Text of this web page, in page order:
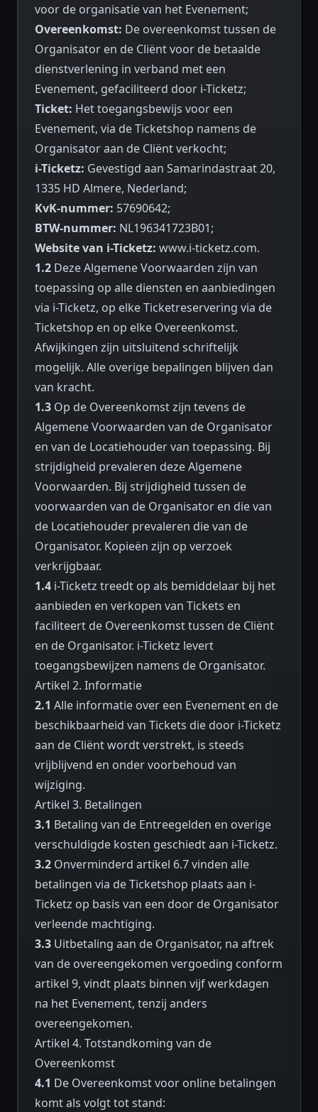
voor de organisatie van het Evenement;
Overeenkomst: De overeenkomst tussen de
Organisator en de Cliënt voor de betaalde
dienstverlening in verband met een
Evenement, gefaciliteerd door i-Ticketz;
Ticket: Het toegangsbewijs voor een
Evenement, via de Ticketshop namens de
Organisator aan de Cliënt verkocht;
i-Ticketz: Gevestigd aan Samarindastraat 20,
1335 HD Almere, Nederland;
KvK-nummer: 57690642;
BTW-nummer: NL196341723B01;
Website van i-Ticketz: www.i-ticketz.com.
1.2 Deze Algemene Voorwaarden zijn van
toepassing op alle diensten en aanbiedingen
via i-Ticketz, op elke Ticketreservering via de
Ticketshop en op elke Overeenkomst.
Afwijkingen zijn uitsluitend schriftelijk
mogelijk. Alle overige bepalingen blijven dan
van kracht.
1.3 Op de Overeenkomst zijn tevens de
Algemene Voorwaarden van de Organisator
en van de Locatiehouder van toepassing. Bij
strijdigheid prevaleren deze Algemene
Voorwaarden. Bij strijdigheid tussen de
voorwaarden van de Organisator en die van
de Locatiehouder prevaleren die van de
Organisator. Kopieën zijn op verzoek
verkrijgbaar.
1.4 i-Ticketz treedt op als bemiddelaar bij het
aanbieden en verkopen van Tickets en
faciliteert de Overeenkomst tussen de Cliënt
en de Organisator. i-Ticketz levert
toegangsbewijzen namens de Organisator.
Artikel 2. Informatie
2.1 Alle informatie over een Evenement en de
beschikbaarheid van Tickets die door i-Ticketz
aan de Cliënt wordt verstrekt, is steeds
vrijblijvend en onder voorbehoud van
wijziging.
Artikel 3. Betalingen
3.1 Betaling van de Entreegelden en overige
verschuldigde kosten geschiedt aan i-Ticketz.
3.2 Onverminderd artikel 6.7 vinden alle
betalingen via de Ticketshop plaats aan i-
Ticketz op basis van een door de Organisator
verleende machtiging.
3.3 Uitbetaling aan de Organisator, na aftrek
van de overeengekomen vergoeding conform
artikel 9, vindt plaats binnen vijf werkdagen
na het Evenement, tenzij anders
overeengekomen.
Artikel 4. Totstandkoming van de
Overeenkomst
4.1 De Overeenkomst voor online betalingen
komt als volgt tot stand: